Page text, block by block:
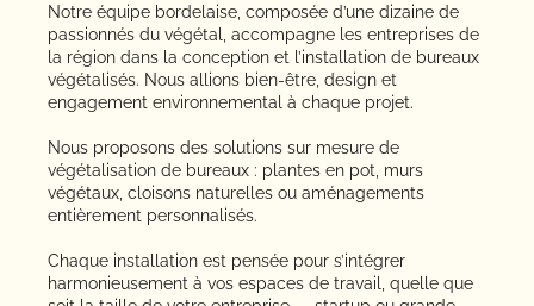
Notre équipe bordelaise, composée d’une dizaine de
passionnés du végétal, accompagne les entreprises de
la région dans la conception et l’installation de bureaux
végétalisés. Nous allions bien-être, design et
engagement environnemental à chaque projet.
Nous proposons des solutions sur mesure de
végétalisation de bureaux : plantes en pot, murs
végétaux, cloisons naturelles ou aménagements
entièrement personnalisés.
Chaque installation est pensée pour s’intégrer
harmonieusement à vos espaces de travail, quelle que